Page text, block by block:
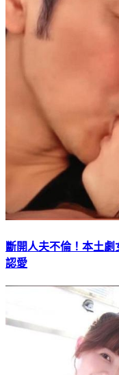
斷開人夫不倫！本土
認愛